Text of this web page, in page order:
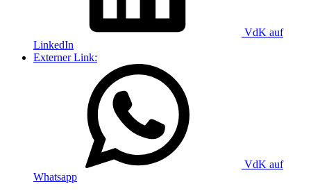
VdK auf
LinkedIn
Externer Link:
VdK auf
Whatsapp